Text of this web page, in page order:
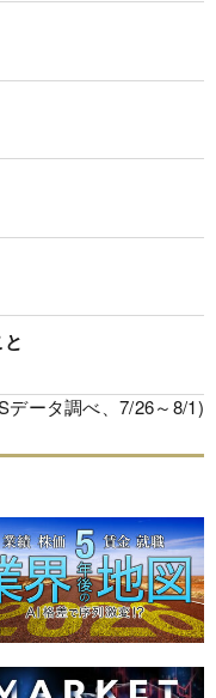
データ調べ、7/26～8/1)